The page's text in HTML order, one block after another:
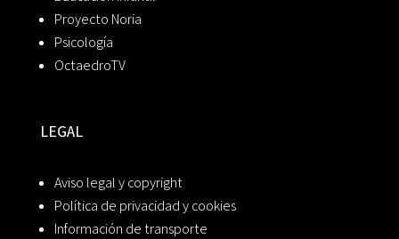
Proyecto Noria
Psicología
OctaedroTV
LEGAL
Aviso legal y copyright
Política de privacidad y cookies
Información de transporte